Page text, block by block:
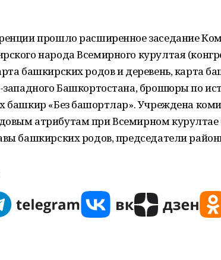
прошло расширенное заседание
народа Всемирного курултая
башкирских родов и деревень, карта
западного Башкортостана, брошюры по
башкир «Без башҡортлар». Учреждена
атрибутам при Всемирном курултае
башкирских родов, председатели